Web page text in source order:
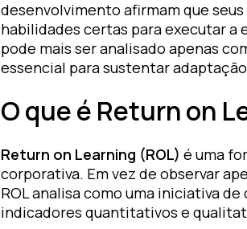
desenvolvimento afirmam que
habilidades certas para executar a
pode mais ser analisado apenas
essencial para sustentar
O que é Return on
Return on Learning (ROL) é uma
corporativa. Em vez de observar
ROL analisa como uma iniciativa
indicadores quantitativos e